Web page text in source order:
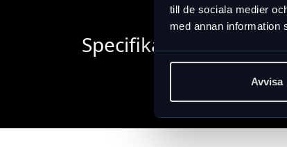
till de sociala medier
med annan information
Avvisa
Specifikation